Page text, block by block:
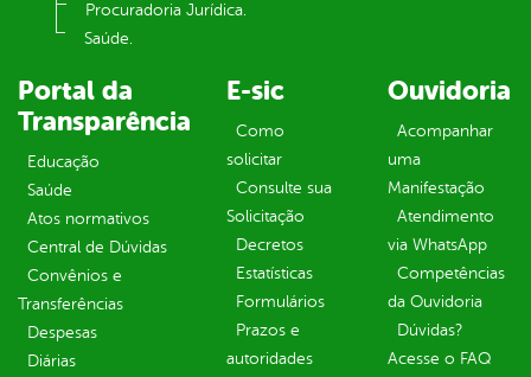
Procuradoria Jurídica.
Saúde.
Portal da
Transparência
Educação
Saúde
Atos normativos
Central de Dúvidas
Convênios e
Transferências
Despesas
Diárias
E-sic
Como
solicitar
Consulte sua
Solicitação
Decretos
Estatísticas
Formulários
Prazos e
autoridades
Ouvidoria
Acompanhar
uma
Manifestação
Atendimento
via WhatsApp
Competências
da Ouvidoria
Dúvidas?
Acesse o FAQ